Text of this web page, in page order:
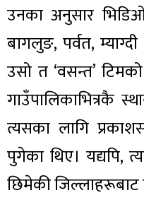
उनका अनुसार
बागलुङ, पर्वत,
उसो त ‘वसन्त’
गाउँपालिकाभित्रकै
त्यसका लागि
पुगेका थिए। यद्यपि,
छिमेकी जिल्लाहरूबाट